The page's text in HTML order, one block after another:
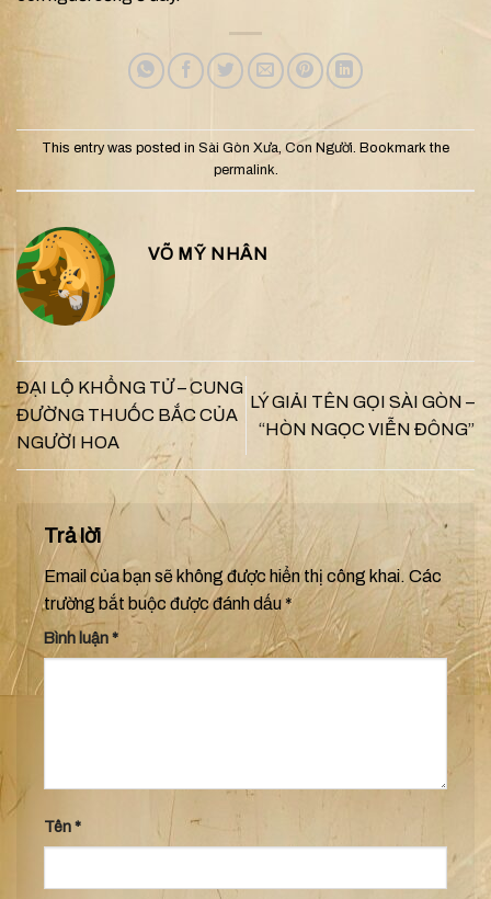
This entry was posted in Sài Gòn Xưa, Con Người. Bookmark the
permalink.
VÕ MỸ NHÂN
ĐẠI LỘ KHỔNG TỬ – CUNG
ĐƯỜNG THUỐC BẮC CỦA
NGƯỜI HOA
LÝ GIẢI TÊN GỌI SÀI GÒN –
“HÒN NGỌC VIỄN ĐÔNG”
Trả lời
Email của bạn sẽ không được hiển thị công khai. Các
trường bắt buộc được đánh dấu*
Bình luận*
Tên*